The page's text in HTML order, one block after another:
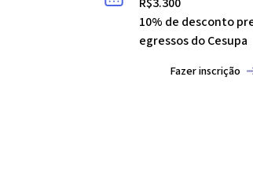
10% de desconto
egressos do Cesupa
Fazer inscrição